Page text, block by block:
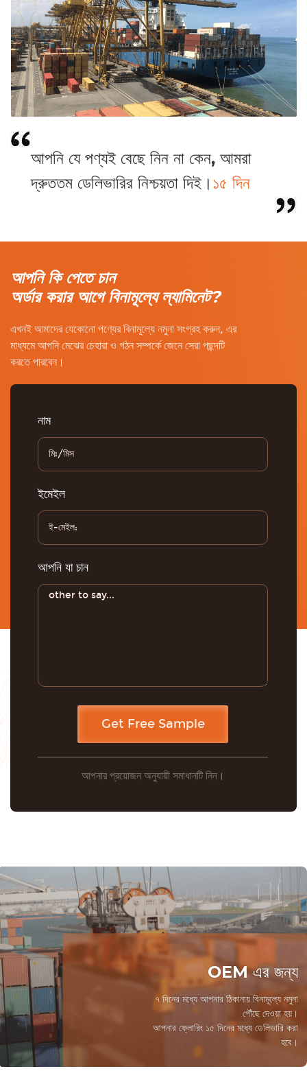
আপনি যে পণ্যই বেছে নিন না কেন, আমরা
দ্রুততম ডেলিভারির নিশ্চয়তা দিই। ১৫ দিন
আপনি কি পেতে চান
অর্ডার করার আগে বিনামূল্যে ল্যামিনেট?
এখনই আমাদের যেকোনো পণ্যের বিনামূল্যে নমুনা সংগ্রহ করুন, এর
মাধ্যমে আপনি মেঝের চেহারা ও গঠন সম্পর্কে জেনে সেরা পছন্দটি
করতে পারবেন।
নাম
ইমেইল
আপনি যা চান
আপনার প্রয়োজন অনুযায়ী সমাধানটি নিন।
OEM এর জন্য
৭ দিনের মধ্যে আপনার ঠিকানায় বিনামূল্যে নমুনা
পৌঁছে দেওয়া হয়।
আপনার ফ্লোরিং ১৫ দিনের মধ্যে ডেলিভারি করা
হবে।